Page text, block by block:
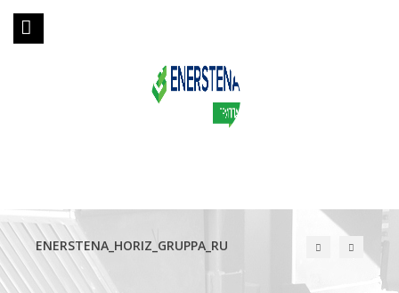
ENERSTENA_HORIZ_GRUPPA_RU